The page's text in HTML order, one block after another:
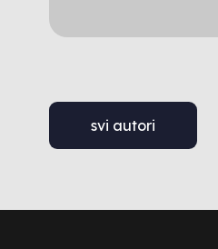
svi autori